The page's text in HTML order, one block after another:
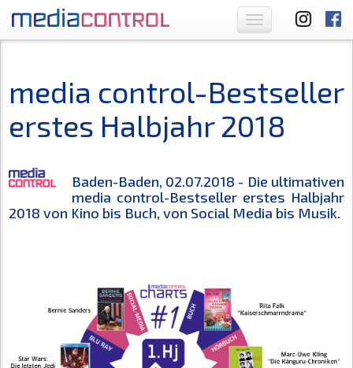
Toggle
navigation
media control-Bestseller
erstes Halbjahr 2018
Baden-Baden, 02.07.2018 - Die ultimativen
media control-Bestseller erstes Halbjahr
2018 von Kino bis Buch, von Social Media bis Musik.